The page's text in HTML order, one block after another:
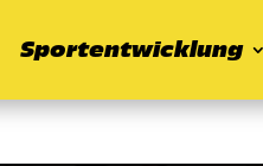
Sportentwicklung